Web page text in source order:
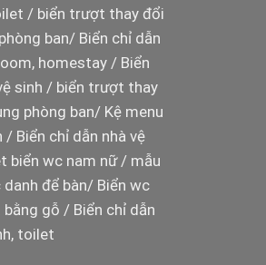
/ biển trượt thay đổi
ban/ Biển chỉ dẫn
homestay/ Biển
sinh / biển trượt thay
phòng ban/ Kệ menu
/ Biển chỉ dẫn nhà vệ
biển wc nam nữ/ mẫu
để bàn/ Biển wc
gỗ / Biển chỉ dẫn
toilet